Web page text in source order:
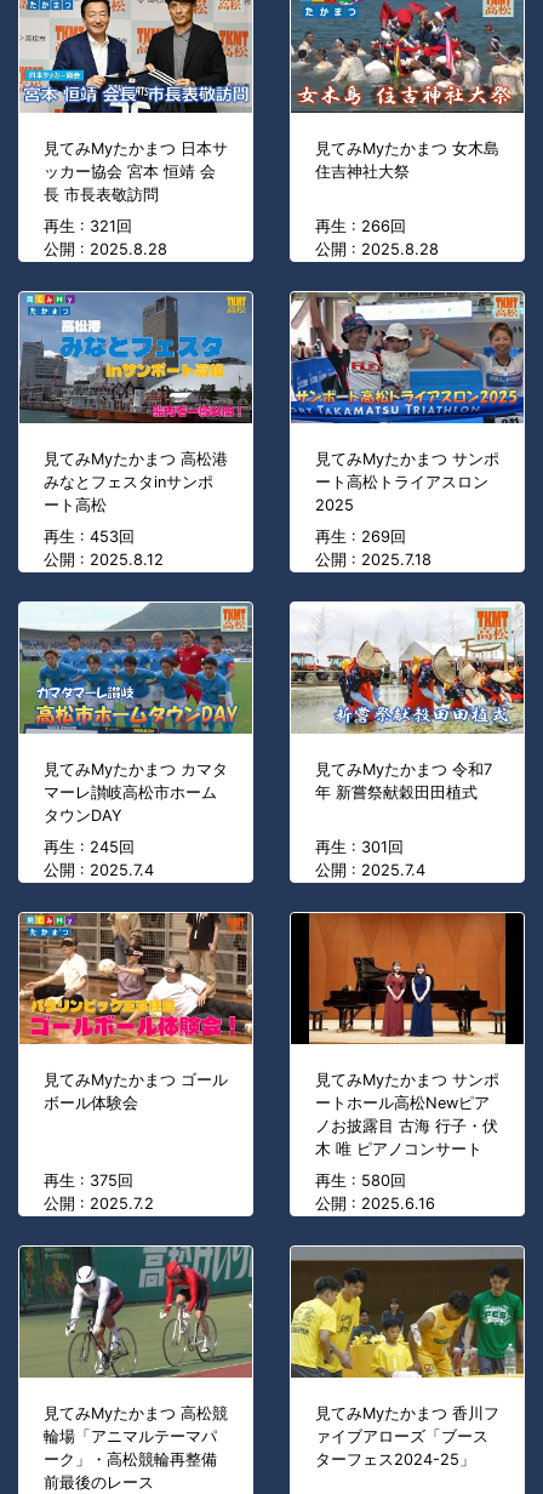
見てみMyたかまつ 日本サ
ッカー協会 宮本 恒靖 会
長 市長表敬訪問
再生 : 321回
公開 : 2025.8.28
見てみMyたかまつ 女木島
住吉神社大祭
再生 : 266回
公開 : 2025.8.28
見てみMyたかまつ 高松港
みなとフェスタinサンポ
ート高松
再生 : 453回
公開 : 2025.8.12
見てみMyたかまつ サンポ
ート高松トライアスロン
2025
再生 : 269回
公開 : 2025.7.18
見てみMyたかまつ カマタ
マーレ讃岐高松市ホーム
タウンDAY
再生 : 245回
公開 : 2025.7.4
見てみMyたかまつ 令和7
年 新嘗祭献穀田田植式
再生 : 301回
公開 : 2025.7.4
見てみMyたかまつ ゴール
ボール体験会
再生 : 375回
公開 : 2025.7.2
見てみMyたかまつ サンポ
ートホール高松Newピア
ノお披露目 古海 行子・伏
木 唯 ピアノコンサート
再生 : 580回
公開 : 2025.6.16
見てみMyたかまつ 高松競
輪場「アニマルテーマパ
ーク」・高松競輪再整備
前最後のレース
見てみMyたかまつ 香川フ
ァイブアローズ「ブース
ターフェス2024-25」